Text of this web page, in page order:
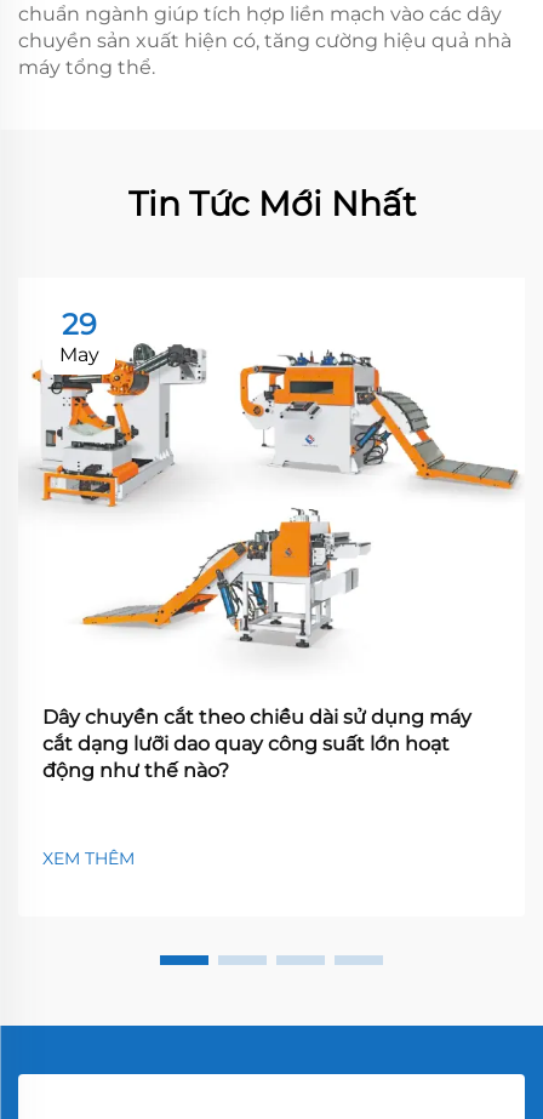
chuẩn ngành giúp tích hợp liền mạch vào các dây
chuyền sản xuất hiện có, tăng cường hiệu quả nhà
máy tổng thể.
Tin Tức Mới Nhất
29
May
Dây chuyền cắt theo chiều dài sử dụng máy
cắt dạng lưỡi dao quay công suất lớn hoạt
động như thế nào?
XEM THÊM